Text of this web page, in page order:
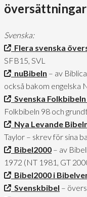
översättningar
Svenska:
Flera svenska
SFB15, SVL
nuBibeln – av
också bakom engelska
Svenska Folkbibeln
Folkbibeln 98 och
Nya Levande
Taylor – skrev för sina
Bibel2000 – av
1972 (NT 1981, GT
Bibel2000 i
Svenskbibel –